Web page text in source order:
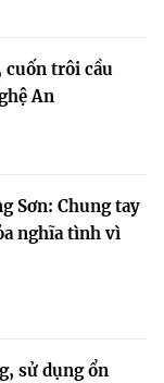
cuốn trôi cầu
An
Sơn: Chung tay
nghĩa tình vì
sử dụng ổn